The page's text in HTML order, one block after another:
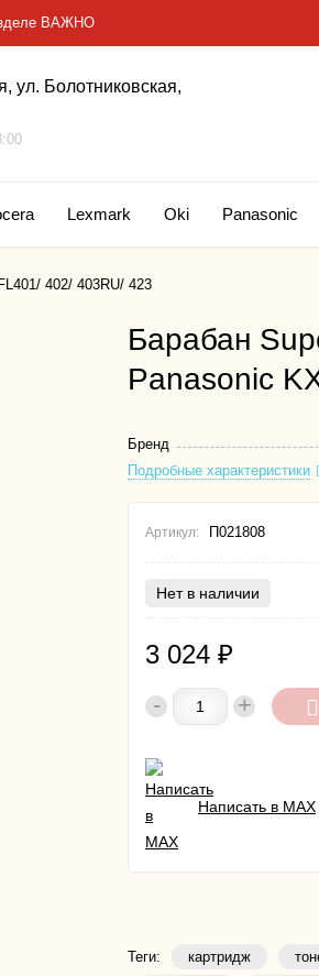
ВАЖНО
ул. Болотниковская,
Lexmark Oki Panasonic
402/ 403RU/ 423
Барабан
Panasonic
Бренд
Подробные характеристики
Артикул: П021808
Нет в наличии
3 024 ₽
- +
Написать в MAX
Теги: картридж